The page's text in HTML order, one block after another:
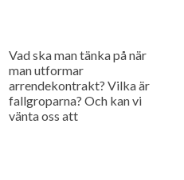
Vad ska man tänka på när
man utformar
arrendekontrakt? Vilka är
fallgroparna? Och kan vi
vänta oss att